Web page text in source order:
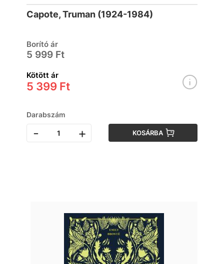
Capote, Truman (1924-1984)
Borító ár
5 999 Ft
Kötött ár
5 399 Ft
Darabszám
- + KOSÁRBA